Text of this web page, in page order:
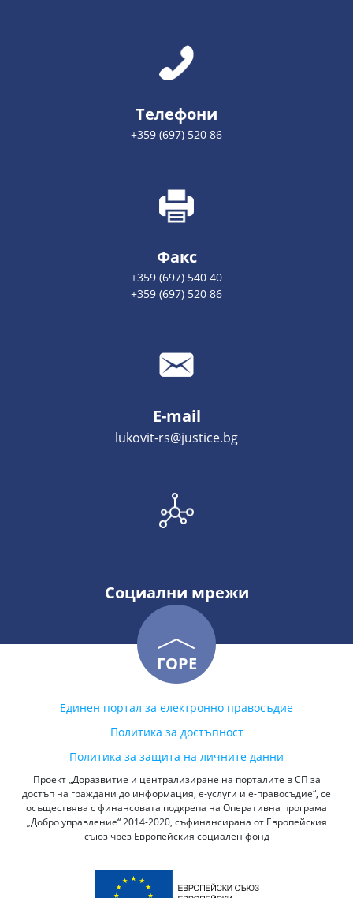
Телефони
+359 (697) 520 86
Факс
+359 (697) 540 40
+359 (697) 520 86
E-mail
lukovit-rs@justice.bg
Социални мрежи
ГОРЕ
Единен портал за електронно правосъдие
Политика за достъпност
Политика за защита на личните данни
Проект „Доразвитие и централизиране на порталите в СП за
достъп на граждани до информация, е-услуги и е-правосъдие“, се
осъществява с финансовата подкрепа на Оперативна програма
„Добро управление“ 2014-2020, съфинансирана от Европейския
съюз чрез Европейския социален фонд